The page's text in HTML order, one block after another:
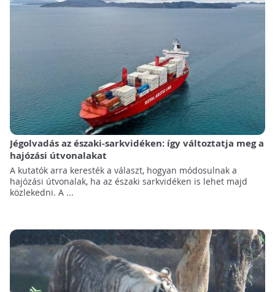
Jégolvadás az északi-sarkvidéken: így változtatja meg a
hajózási útvonalakat
A kutatók arra keresték a választ, hogyan módosulnak a
hajózási útvonalak, ha az északi sarkvidéken is lehet majd
közlekedni. A ...